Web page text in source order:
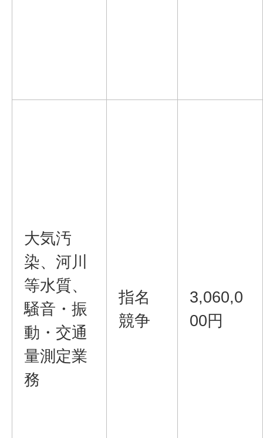
大気汚
染、河川
等水質、
騒音・振
動・交通
量測定業
務
指名
競争
3,060,0
00円